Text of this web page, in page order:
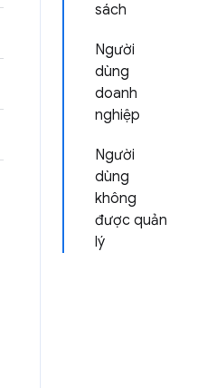
sách
Người
dùng
doanh
nghiệp
Người
dùng
không
được quản
lý